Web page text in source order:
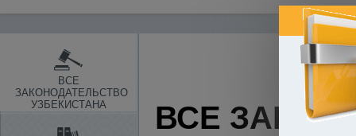
ВСЕ
ЗАКОНОДАТЕЛЬСТВО
УЗБЕКИСТАНА
ВСЕ